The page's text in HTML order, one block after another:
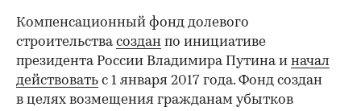
Компенсационный фонд долевого
строительствасоздан по инициативе
президента России Владимира Путина и начал
действовать с 1 января 2017 года. Фонд создан
в целях возмещения гражданам убытков